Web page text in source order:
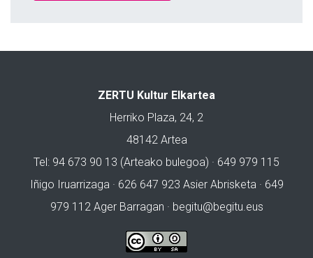
ZERTU Kultur Elkartea
Herriko Plaza, 24, 2
48142 Artea
Tel: 94 673 90 13 (Arteako bulegoa) · 649 979 115
Iñigo Iruarrizaga · 626 647 923 Asier Abrisketa · 649
979 112 Ager Barragan · begitu@begitu.eus